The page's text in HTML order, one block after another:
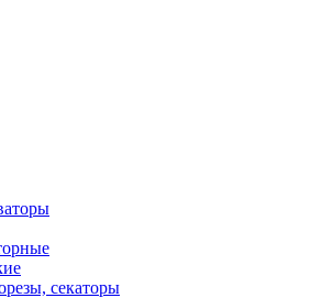
секаторы